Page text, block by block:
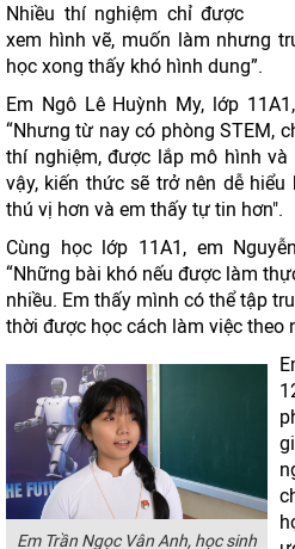
Nhiều thí nghiệm chỉ được
xem hình vẽ, muốn làm nhưng
học xong thấy khó hình dung”.
Em Ngô Lê Huỳnh My, lớp
“Nhưng từ nay có phòng STEM,
thí nghiệm, được lắp mô hình
vậy, kiến thức sẽ trở nên dễ
thú vị hơn và em thấy tự tin hơn".
Cùng học lớp 11A1, em
“Những bài khó nếu được làm
nhiều. Em thấy mình có thể tập
thời được học cách làm việc theo
Em Trần Ngọc Vân Anh, học sinh